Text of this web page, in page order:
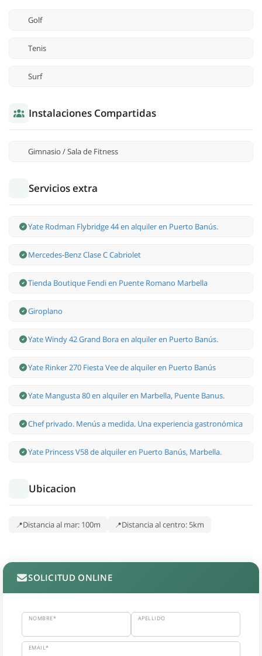
Golf
Tenis
Surf
Instalaciones Compartidas
Gimnasio / Sala de Fitness
Servicios extra
Yate Rodman Flybridge 44 en alquiler en Puerto Banús.
Mercedes-Benz Clase С Cabriolet
Tienda Boutique Fendi en Puente Romano Marbella
Giroplano
Yate Windy 42 Grand Bora en alquiler en Puerto Banús.
Yate Rinker 270 Fiesta Vee de alquiler en Puerto Banús
Yate Mangusta 80 en alquiler en Marbella, Puente Banus.
Chef privado. Menús a medida. Una experiencia gastronómica
Yate Princess V58 de alquiler en Puerto Banús, Marbella.
Ubicacion
Distancia al mar: 100m Distancia al centro: 5km
SOLICITUD ONLINE
NOMBRE* APELLIDO
EMAIL*